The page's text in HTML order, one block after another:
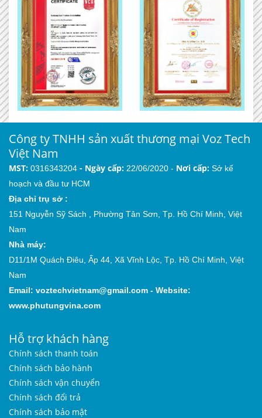
Công ty TNHH sản xuất thương mại Voz Tech
Việt Nam
MST: 0316343204 - Ngày cấp: 22/06/2020 - Nơi cấp: Sở kế
hoạch và đầu tư HCM
Địa chỉ trụ sở :
151 Nguyễn Sỹ Sách , Phường Tân Sơn, Tp. Hồ Chí Minh, Việt
Nam
Nhà máy:
D11/1M Quách Điêu, Ấp 44, Xã Vĩnh Lộc, Tp. Hồ Chí Minh, Việt
Nam
Email: voztechvietnam@gmail.com - Website:
www.phutungvina.com
Hỗ trợ khách hàng
Chính sách thanh toán
Chính sách bảo hành
Chính sách vận chuyển
Chính sách đổi trả
Chính sách bảo mật